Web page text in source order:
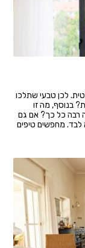
לכן טבעי שתלכו
בנוסף, מה זו
רבה כל כך? אם גם
מחפשים טיפים